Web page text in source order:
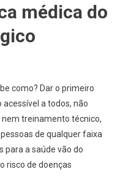
médica do
como? Dar o primeiro
acessível a todos, não
treinamento técnico,
de qualquer faixa
para a saúde vão do
risco de doenças